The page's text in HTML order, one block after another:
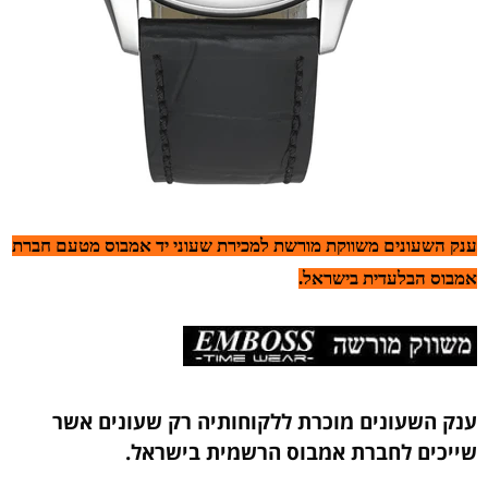
ענק השעונים משווקת מורשת למכירת שעוני יד אמבוס מטעם חברת
אמבוס הבלעדית בישראל.
ענק השעונים מוכרת ללקוחותיה רק שעונים אשר
שייכים לחברת אמבוס הרשמית בישראל.